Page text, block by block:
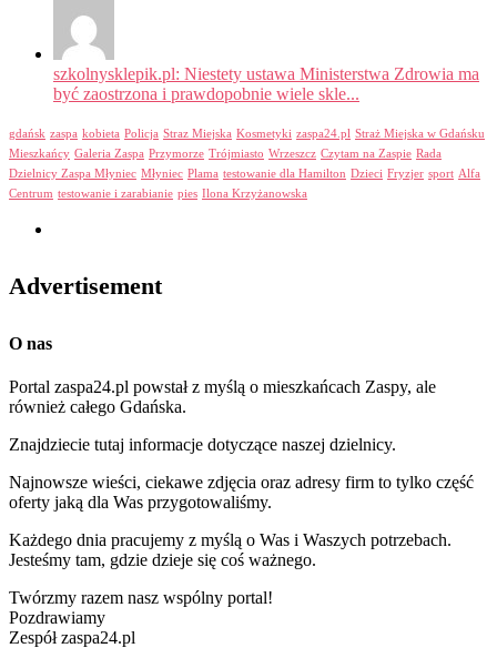
szkolnysklepik.pl: Niestety ustawa Ministerstwa Zdrowia ma
być zaostrzona i prawdopobnie wiele skle...
gdańsk zaspa kobieta Policja Straz Miejska Kosmetyki zaspa24.pl Straż Miejska w Gdańsku
Mieszkańcy Galeria Zaspa Przymorze Trójmiasto Wrzeszcz Czytam na Zaspie Rada
Dzielnicy Zaspa Młyniec Młyniec Plama testowanie dla Hamilton Dzieci Fryzjer sport Alfa
Centrum testowanie i zarabianie pies Ilona Krzyżanowska
Advertisement
O nas
Portal zaspa24.pl powstał z myślą o mieszkańcach Zaspy, ale
również całego Gdańska.
Znajdziecie tutaj informacje dotyczące naszej dzielnicy.
Najnowsze wieści, ciekawe zdjęcia oraz adresy firm to tylko część
oferty jaką dla Was przygotowaliśmy.
Każdego dnia pracujemy z myślą o Was i Waszych potrzebach.
Jesteśmy tam, gdzie dzieje się coś ważnego.
Twórzmy razem nasz wspólny portal!
Pozdrawiamy
Zespół zaspa24.pl